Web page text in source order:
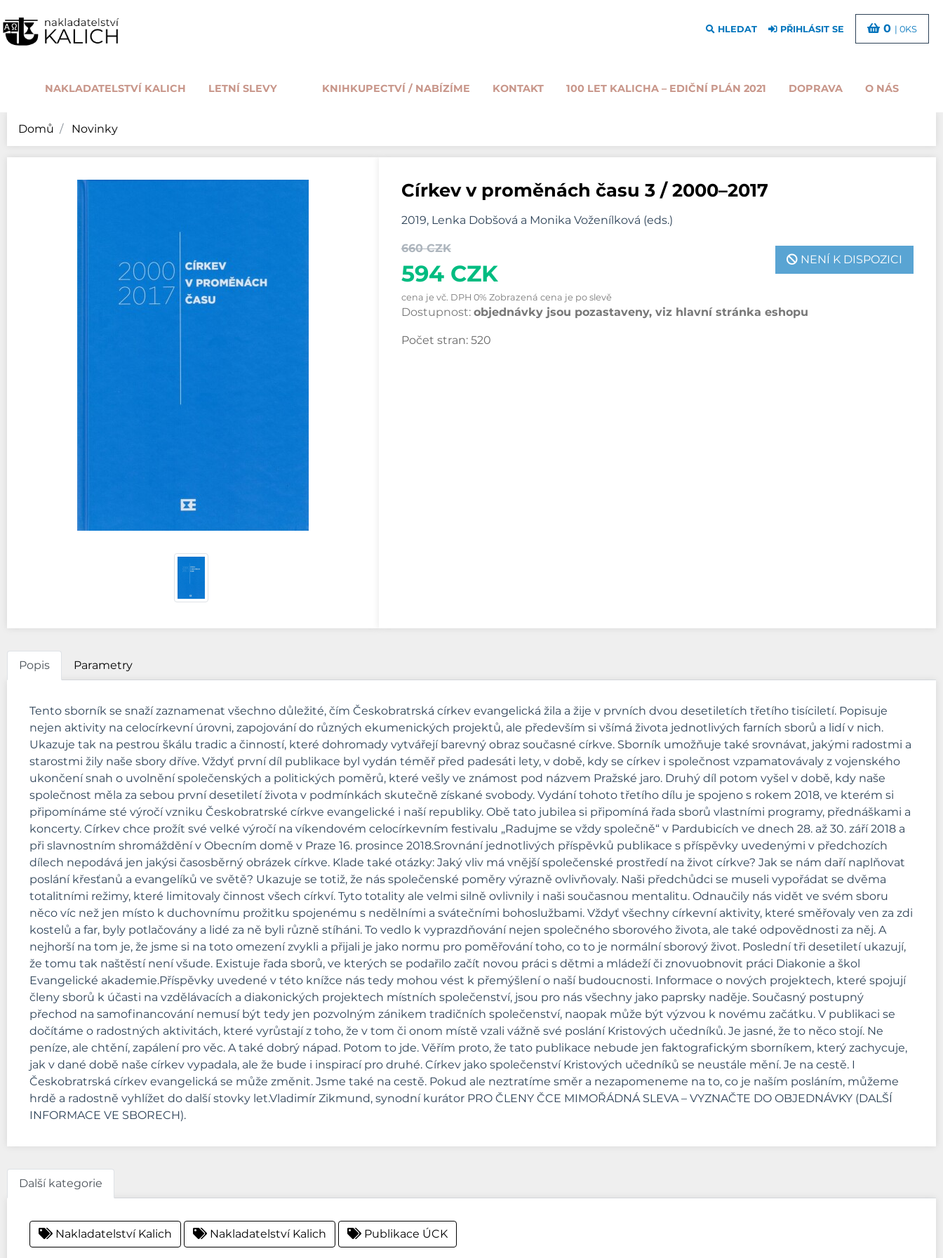
NAKLADATELSTVÍ KALICH LETNÍ SLEVY KNIHKUPECTVÍ / NABÍZÍME KONTAKT 100 LET KALICHA – EDIČNÍ PLÁN 2021 DOPRAVA O NÁS
HLEDAT PŘIHLÁSIT SE 0 | 0KS
Domů Novinky
Církev v proměnách času 3 / 2000–2017
2019, Lenka Dobšová a Monika Voženílková (eds.)
660 CZK
594 CZK
NENÍ K DISPOZICI
cena je vč. DPH 0% Zobrazená cena je po slevě
Dostupnost: objednávky jsou pozastaveny, viz hlavní stránka eshopu
Počet stran: 520
Popis Parametry
Tento sborník se snaží zaznamenat všechno důležité, čím Českobratrská církev evangelická žila a žije v prvních dvou desetiletích třetího tisíciletí. Popisuje
nejen aktivity na celocírkevní úrovni, zapojování do různých ekumenických projektů, ale především si všímá života jednotlivých farních sborů a lidí v nich.
Ukazuje tak na pestrou škálu tradic a činností, které dohromady vytvářejí barevný obraz současné církve. Sborník umožňuje také srovnávat, jakými radostmi a
starostmi žily naše sbory dříve. Vždyť první díl publikace byl vydán téměř před padesáti lety, v době, kdy se církev i společnost vzpamatovávaly z vojenského
ukončení snah o uvolnění společenských a politických poměrů, které vešly ve známost pod názvem Pražské jaro. Druhý díl potom vyšel v době, kdy naše
společnost měla za sebou první desetiletí života v podmínkách skutečně získané svobody. Vydání tohoto třetího dílu je spojeno s rokem 2018, ve kterém si
připomínáme sté výročí vzniku Českobratrské církve evangelické i naší republiky. Obě tato jubilea si připomíná řada sborů vlastními programy, přednáškami a
koncerty. Církev chce prožít své velké výročí na víkendovém celocírkevním festivalu „Radujme se vždy společně“ v Pardubicích ve dnech 28. až 30. září 2018 a
při slavnostním shromáždění v Obecním domě v Praze 16. prosince 2018.Srovnání jednotlivých příspěvků publikace s příspěvky uvedenými v předchozích
dílech nepodává jen jakýsi časosběrný obrázek církve. Klade také otázky: Jaký vliv má vnější společenské prostředí na život církve? Jak se nám daří naplňovat
poslání křesťanů a evangelíků ve světě? Ukazuje se totiž, že nás společenské poměry výrazně ovlivňovaly. Naši předchůdci se museli vypořádat se dvěma
totalitními režimy, které limitovaly činnost všech církví. Tyto totality ale velmi silně ovlivnily i naši současnou mentalitu. Odnaučily nás vidět ve svém sboru
něco víc než jen místo k duchovnímu prožitku spojenému s nedělními a svátečními bohoslužbami. Vždyť všechny církevní aktivity, které směřovaly ven za zdi
kostelů a far, byly potlačovány a lidé za ně byli různě stíháni. To vedlo k vyprazdňování nejen společného sborového života, ale také odpovědnosti za něj. A
nejhorší na tom je, že jsme si na toto omezení zvykli a přijali je jako normu pro poměřování toho, co to je normální sborový život. Poslední tři desetiletí ukazují,
že tomu tak naštěstí není všude. Existuje řada sborů, ve kterých se podařilo začít novou práci s dětmi a mládeží či znovuobnovit práci Diakonie a škol
Evangelické akademie.Příspěvky uvedené v této knížce nás tedy mohou vést k přemýšlení o naší budoucnosti. Informace o nových projektech, které spojují
členy sborů k účasti na vzdělávacích a diakonických projektech místních společenství, jsou pro nás všechny jako paprsky naděje. Současný postupný
přechod na samofinancování nemusí být tedy jen pozvolným zánikem tradičních společenství, naopak může být výzvou k novému začátku. V publikaci se
dočítáme o radostných aktivitách, které vyrůstají z toho, že v tom či onom místě vzali vážně své poslání Kristových učedníků. Je jasné, že to něco stojí. Ne
peníze, ale chtění, zapálení pro věc. A také dobrý nápad. Potom to jde. Věřím proto, že tato publikace nebude jen faktografickým sborníkem, který zachycuje,
jak v dané době naše církev vypadala, ale že bude i inspirací pro druhé. Církev jako společenství Kristových učedníků se neustále mění. Je na cestě. I
Českobratrská církev evangelická se může změnit. Jsme také na cestě. Pokud ale neztratíme směr a nezapomeneme na to, co je naším posláním, můžeme
hrdě a radostně vyhlížet do další stovky let.Vladimír Zikmund, synodní kurátor PRO ČLENY ČCE MIMOŘÁDNÁ SLEVA – VYZNAČTE DO OBJEDNÁVKY (DALŠÍ
INFORMACE VE SBORECH).
Další kategorie
Nakladatelství Kalich Nakladatelství Kalich Publikace ÚCK